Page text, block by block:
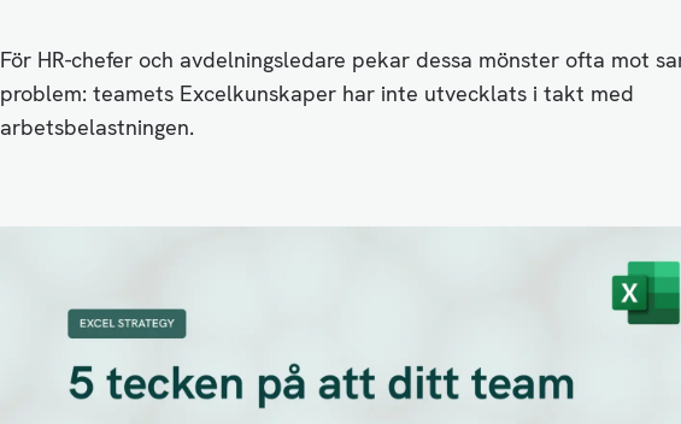
För HR-chefer och avdelningsledare pekar dessa mönster ofta mot
problem: teamets Excelkunskaper har inte utvecklats i takt med
arbetsbelastningen.